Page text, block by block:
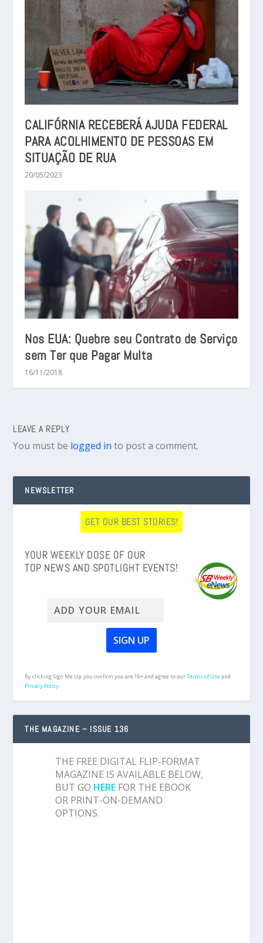
CALIFÓRNIA RECEBERÁ AJUDA FEDERAL
PARA ACOLHIMENTO DE PESSOAS EM
SITUAÇÃO DE RUA
20/05/2023
Nos EUA: Quebre seu Contrato de Serviço
sem Ter que Pagar Multa
16/11/2018
LEAVE A REPLY
You must be logged in to post a comment.
NEWSLETTER
GET OUR BEST STORIES!
YOUR WEEKLY DOSE OF OUR
TOP NEWS AND SPOTLIGHT EVENTS!
By clicking Sign Me Up, you confirm you are 16+ and agree to ourTerms of Useand
Privacy Policy.
THE MAGAZINE – ISSUE 136
THE FREE DIGITAL FLIP-FORMAT
MAGAZINE IS AVAILABLE BELOW,
BUT GO HERE FOR THE EBOOK
OR PRINT-ON-DEMAND
OPTIONS.